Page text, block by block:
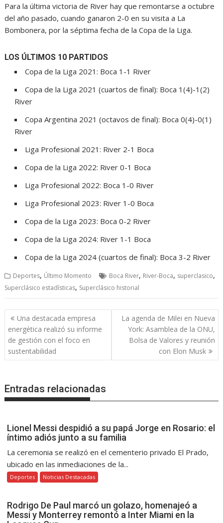
Para la última victoria de River hay que remontarse a octubre
del año pasado, cuando ganaron 2-0 en su visita a La
Bombonera, por la séptima fecha de la Copa de la Liga.
LOS ÚLTIMOS 10 PARTIDOS
Copa de la Liga 2021: Boca 1-1 River
Copa de la Liga 2021 (cuartos de final): Boca 1(4)-1(2)
River
Copa Argentina 2021 (octavos de final): Boca 0(4)-0(1)
River
Liga Profesional 2021: River 2-1 Boca
Copa de la Liga 2022: River 0-1 Boca
Liga Profesional 2022: Boca 1-0 River
Liga Profesional 2023: River 1-0 Boca
Copa de la Liga 2023: Boca 0-2 River
Copa de la Liga 2024: River 1-1 Boca
Copa de la Liga 2024 (cuartos de final): Boca 3-2 River
Deportes, Último Momento Boca River, River-Boca, superclasico,
Superclásico estadísticas, Superclásico historial
Navegación
de
entradas
Una destacada empresa
energética realizó su informe
de gestión con el foco en
sustentabilidad
La agenda de Milei en Nueva
York: Asamblea de la ONU,
Bolsa de Valores y reunión
con Elon Musk
Entradas relacionadas
Lionel Messi despidió a su papá Jorge en Rosario: el
íntimo adiós junto a su familia
La ceremonia se realizó en el cementerio privado El Prado,
ubicado en las inmediaciones de la...
Deportes Noticias Destacadas
Rodrigo De Paul marcó un golazo, homenajeó a
Messi y Monterrey remontó a Inter Miami en la